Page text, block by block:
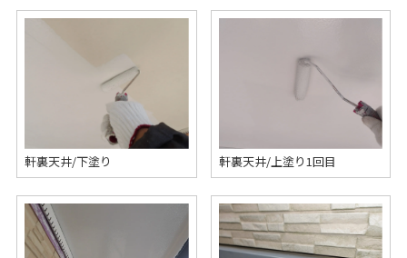
軒裏天井/下塗り 軒裏天井/上塗り1回目